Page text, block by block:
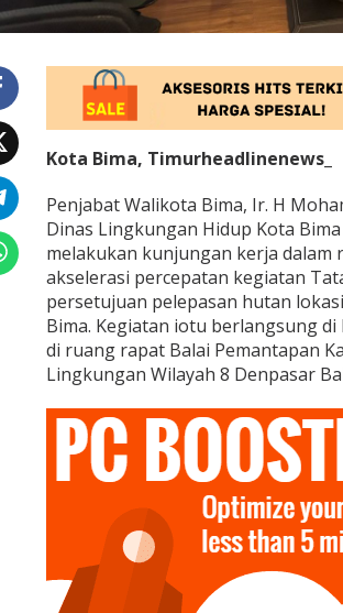
t
u
P
m
a
n
g
u
n
a
n
K
a
m
B
i
Kota Bima, Timurheadlinenews_
Penjabat Walikota Bima, Ir. H
Dinas Lingkungan Hidup Kota Bima
melakukan kunjungan kerja dalam
akselerasi percepatan kegiatan
persetujuan pelepasan hutan
Bima. Kegiatan iotu berlangsung
di ruang rapat Balai Pemantapan
Lingkungan Wilayah 8 Denpasar